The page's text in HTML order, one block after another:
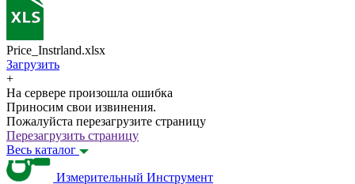
Price_Instrland.xlsx
Загрузить
+
На сервере произошла ошибка
Приносим свои извинения.
Пожалуйста перезагрузите страницу
Перезагрузить страницу
Весь каталог
Измерительный Инструмент